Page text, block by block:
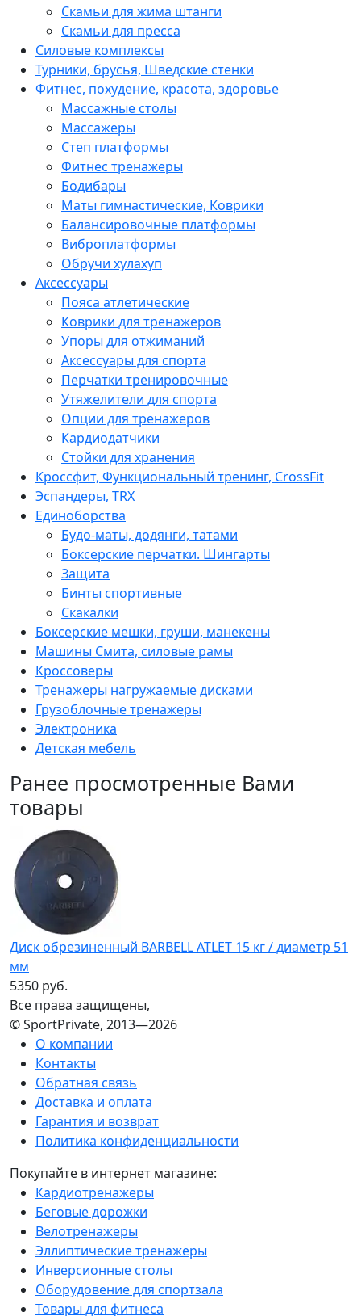
Скамьи для жима штанги
Скамьи для пресса
Силовые комплексы
Турники, брусья, Шведские стенки
Фитнес, похудение, красота, здоровье
Массажные столы
Массажеры
Степ платформы
Фитнес тренажеры
Бодибары
Маты гимнастические, Коврики
Балансировочные платформы
Виброплатформы
Обручи хулахуп
Аксессуары
Пояса атлетические
Коврики для тренажеров
Упоры для отжиманий
Аксессуары для спорта
Перчатки тренировочные
Утяжелители для спорта
Опции для тренажеров
Кардиодатчики
Стойки для хранения
Кроссфит, Функциональный тренинг, CrossFit
Эспандеры, TRX
Единоборства
Будо-маты, додянги, татами
Боксерские перчатки. Шингарты
Защита
Бинты спортивные
Скакалки
Боксерские мешки, груши, манекены
Машины Смита, силовые рамы
Кроссоверы
Тренажеры нагружаемые дисками
Грузоблочные тренажеры
Электроника
Детская мебель
Ранее просмотренные Вами
товары
Диск обрезиненный BARBELL ATLET 15 кг / диаметр 51
мм
5350 руб.
Все права защищены,
© SportPrivate, 2013—2026
О компании
Контакты
Обратная связь
Доставка и оплата
Гарантия и возврат
Политика конфиденциальности
Покупайте в интернет магазине:
Кардиотренажеры
Беговые дорожки
Велотренажеры
Эллиптические тренажеры
Инверсионные столы
Оборудовение для спортзала
Товары для фитнеса